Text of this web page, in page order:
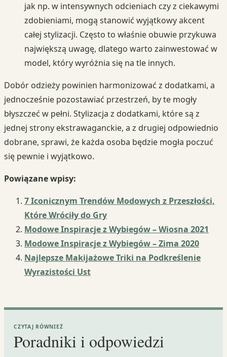
jak np. w intensywnych odcieniach czy z ciekawymi
zdobieniami, mogą stanowić wyjątkowy akcent
całej stylizacji. Często to właśnie obuwie przykuwa
największą uwagę, dlatego warto zainwestować w
model, który wyróżnia się na tle innych.
Dobór odzieży powinien harmonizować z dodatkami, a
jednocześnie pozostawiać przestrzeń, by te mogły
błyszczeć w pełni. Stylizacja z dodatkami, które są z
jednej strony ekstrawaganckie, a z drugiej odpowiednio
dobrane, sprawi, że każda osoba będzie mogła poczuć
się pewnie i wyjątkowo.
Powiązane wpisy:
7 Iconicznym Trendów Modowych z Przeszłości,
Które Wróciły do Gry
Modowe Inspiracje z Wybiegów – Wiosna 2021
Modowe Inspiracje z Wybiegów – Zima 2020
Najlepsze Makijażowe Triki na Podkreślenie
Wyrazistości Ust
CZYTAJ RÓWNIEŻ
Poradniki i odpowiedzi